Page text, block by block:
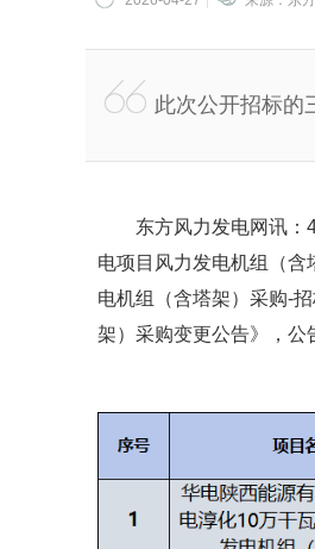
此次公开招标的
东方风力发电网讯：4
电项目风力发电机组（
电机组（含塔架）采购-
架）采购变更公告》，公